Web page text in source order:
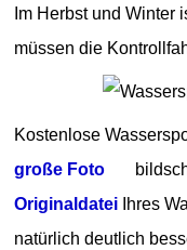
Im Herbst und Winter
müssen die
Kostenlose
große Foto
Originaldatei Ihres
natürlich deutlich